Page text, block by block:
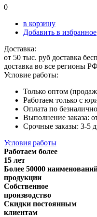
0
в корзину
Добавить в избранное
Доставка:
от 50 тыс. руб доставка
доставка во все регионы РФ
Условие работы:
Только оптом
Работаем только с
Оплата по
Выполнение заказа:
Срочные заказы: 3-5
Условия работы
Работаем более
15 лет
Более 50000
продукции
Собственное
производство
Скидки постоянным
клиентам